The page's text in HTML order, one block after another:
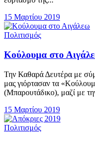
15 Μαρτίου 2019
Πολιτισμός
Κούλουμα στο
Την Καθαρά Δευτέρα με
μας γιόρτασαν τα
(Μπαρουτάδικο), μαζί με
15 Μαρτίου 2019
Πολιτισμός